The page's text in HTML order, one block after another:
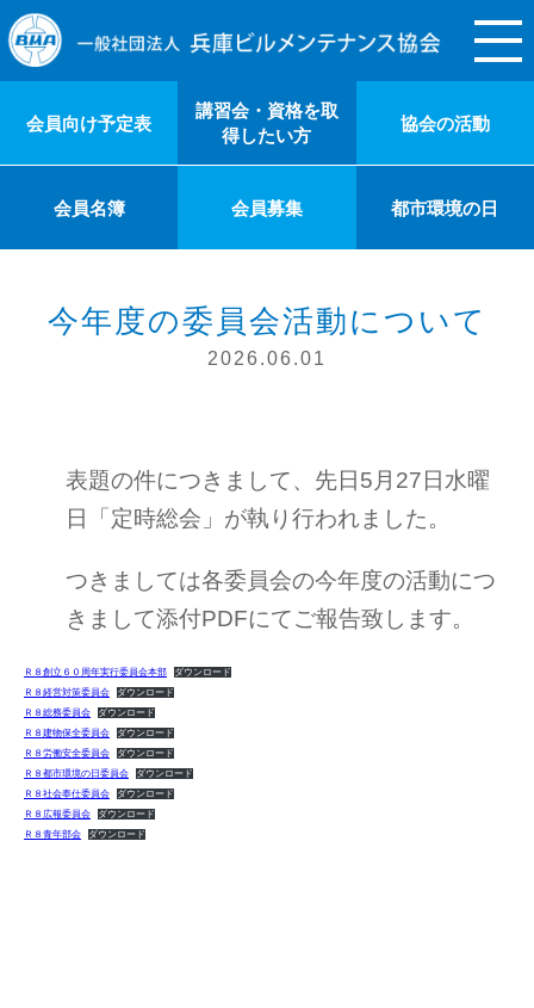
What's New
会員向け予定表
講習会・資格を取
得したい方
協会の活動
会員名簿 会員募集 都市環境の日
今年度の委員会活動について
2026.06.01
表題の件につきまして、先日5月27日水曜
日「定時総会」が執り行われました。
つきましては各委員会の今年度の活動につ
きまして添付PDFにてご報告致します。
Ｒ８創立６０周年実行委員会本部
ダウンロード
Ｒ８経営対策委員会
ダウンロード
Ｒ８総務委員会
ダウンロード
Ｒ８建物保全委員会
ダウンロード
Ｒ８労働安全委員会
ダウンロード
Ｒ８都市環境の日委員会
ダウンロード
Ｒ８社会奉仕委員会
ダウンロード
Ｒ８広報委員会
ダウンロード
Ｒ８青年部会
ダウンロード